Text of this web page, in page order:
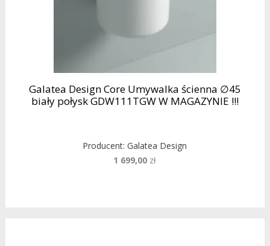
Galatea Design Core Umywalka ścienna ∅45
biały połysk GDW111TGW W MAGAZYNIE !!!
Producent:Galatea Design
1 699,00 zł